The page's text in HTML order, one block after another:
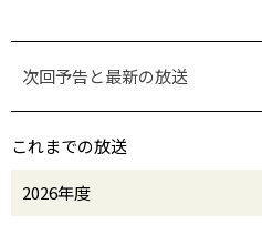
次回予告と最新の放送
これまでの放送
2026年度